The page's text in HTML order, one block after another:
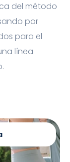
del método
por
para el
línea